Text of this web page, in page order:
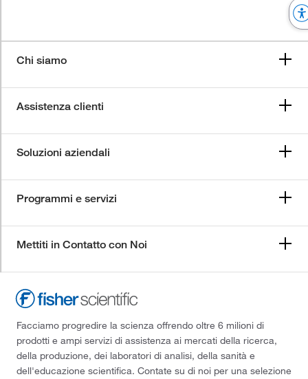
Chi siamo
Assistenza clienti
Soluzioni aziendali
Programmi e servizi
Mettiti in Contatto con Noi
Facciamo progredire la scienza offrendo oltre 6 milioni di
prodotti e ampi servizi di assistenza ai mercati della ricerca,
della produzione, dei laboratori di analisi, della sanità e
dell'educazione scientifica. Contate su di noi per una selezione